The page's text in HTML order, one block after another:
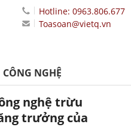
Hotline: 0963.806.677
Toasoan@vietq.vn
CÔNG NGHỆ
nghệ trừu
trưởng của